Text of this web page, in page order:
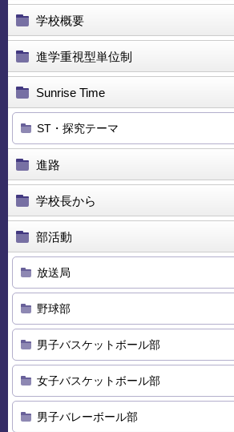
学校概要
進学重視型単位制
Sunrise Time
ST・探究テーマ
進路
学校長から
部活動
放送局
野球部
男子バスケットボール部
女子バスケットボール部
男子バレーボール部